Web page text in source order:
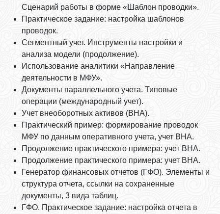
Сценарий работы в форме «Шаблон проводки».
Практическое задание: настройка шаблонов
проводок.
Сегментный учет. Инструменты настройки и
анализа модели (продолжение).
Использование аналитики «Направление
деятельности в МФУ».
Документы параллельного учета. Типовые
операции (международный учет).
Учет внеоборотных активов (ВНА).
Практический пример: формирование проводок
МФУ по данным оперативного учета, учет ВНА.
Продолжение практического примера: учет ВНА.
Продолжение практического примера: учет ВНА.
Генератор финансовых отчетов (ГФО). Элементы и
структура отчета, ссылки на сохраненные
документы, 3 вида таблиц.
ГФО. Практическое задание: настройка отчета в